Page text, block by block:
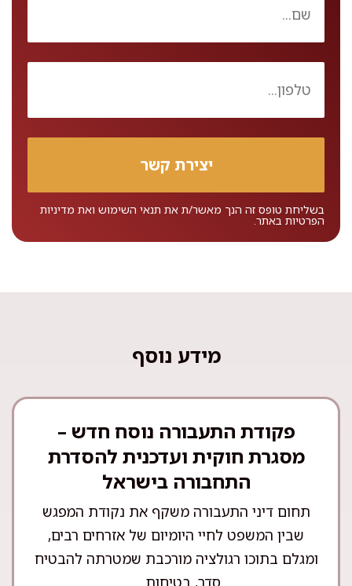
בשליחת טופס זה הנך מאשר/ת את תנאי השימוש ואת מדיניות
הפרטיות באתר.
מידע נוסף
פקודת התעבורה נוסח חדש –
מסגרת חוקית ועדכנית להסדרת
התחבורה בישראל
תחום דיני התעבורה משקף את נקודת המפגש
שבין המשפט לחיי היומיום של אזרחים רבים,
ומגלם בתוכו רגולציה מורכבת שמטרתה להבטיח